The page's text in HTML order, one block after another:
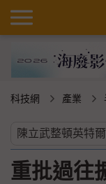
科技網 產業
重批過